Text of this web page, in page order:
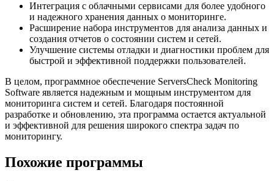
Интеграция с облачными сервисами для более удобного
и надежного хранения данных о мониторинге.
Расширение набора инструментов для анализа данных и
создания отчетов о состоянии систем и сетей.
Улучшение системы отладки и диагностики проблем для
быстрой и эффективной поддержки пользователей.
В целом, программное обеспечение ServersCheck Monitoring
Software является надежным и мощным инструментом для
мониторинга систем и сетей. Благодаря постоянной
разработке и обновлению, эта программа остается актуальной
и эффективной для решения широкого спектра задач по
мониторингу.
Похожие программы